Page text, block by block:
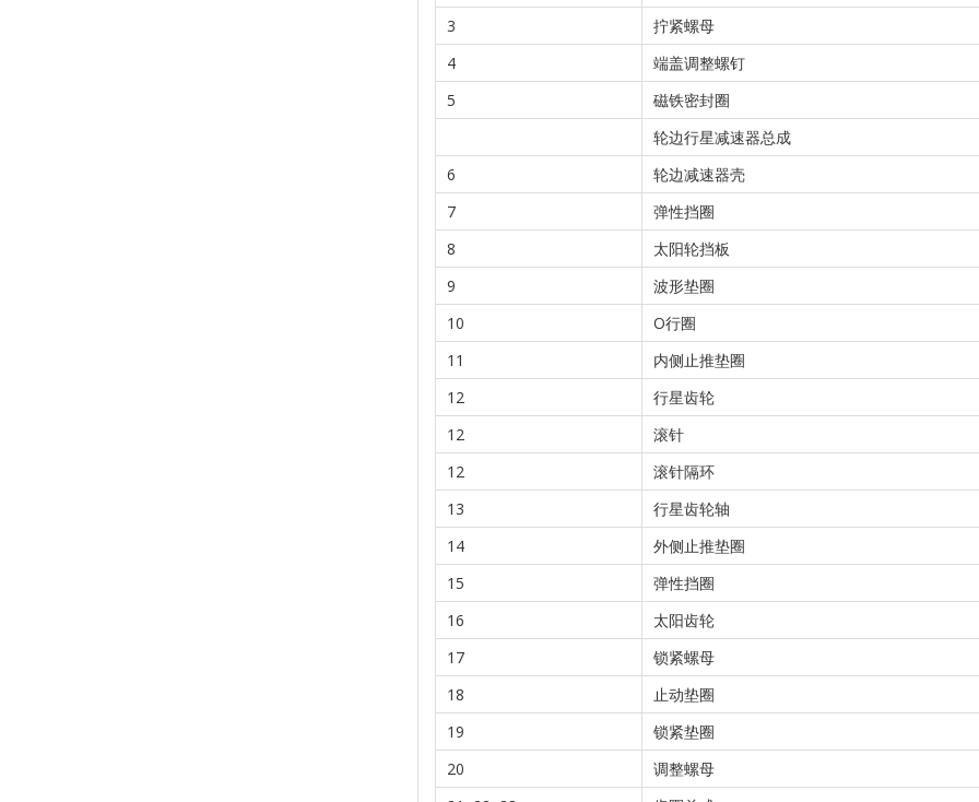
3
拧紧螺母
4
端盖调整螺钉
5
磁铁密封圈
轮边行星减速器总成
6
轮边减速器壳
7
弹性挡圈
8
太阳轮挡板
9
波形垫圈
10
O行圈
11
内侧止推垫圈
12
行星齿轮
12
滚针
12
滚针隔环
13
行星齿轮轴
14
外侧止推垫圈
15
弹性挡圈
16
太阳齿轮
17
锁紧螺母
18
止动垫圈
19
锁紧垫圈
20
调整螺母